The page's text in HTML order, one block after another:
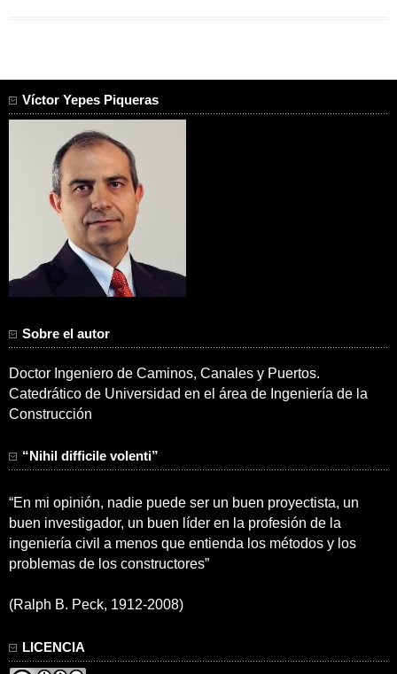
Víctor Yepes Piqueras
Sobre el autor
Doctor Ingeniero de Caminos, Canales y Puertos.
Catedrático de Universidad en el área de Ingeniería de la
Construcción
“Nihil difficile volenti”
“En mi opinión, nadie puede ser un buen proyectista, un
buen investigador, un buen líder en la profesión de la
ingeniería civil a menos que entienda los métodos y los
problemas de los constructores”
(Ralph B. Peck, 1912-2008)
LICENCIA